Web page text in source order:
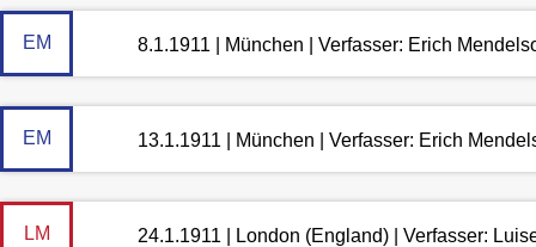
EM 8.1.1911 | München | Verfasser: Erich
EM 13.1.1911 | München | Verfasser: Erich
LM 24.1.1911 | London (England) | Verfasser: